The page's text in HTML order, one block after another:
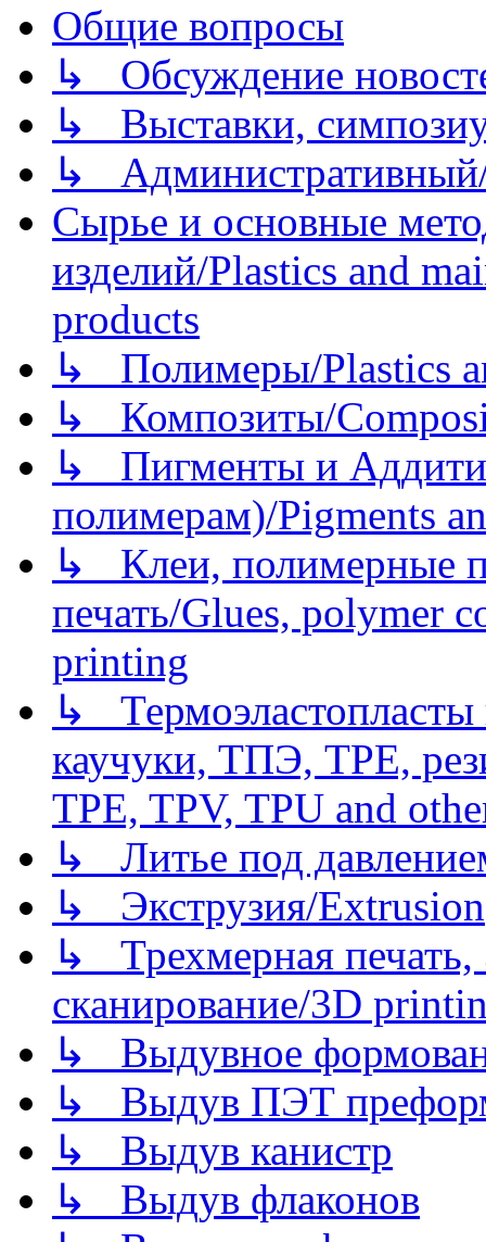
Общие вопросы
↳ Обсуждение
↳ Выставки,
↳
Сырье и основные
изделий/Plastics and
products
↳ Полимеры/Plastics
↳ Композиты/
↳ Пигменты и
полимерам)/Pigments
↳ Клеи, полимерные
печать/Glues, polymer
printing
↳
каучуки, ТПЭ, TPE,
TPE, TPV, TPU and
↳ Литье под
↳ Экструзия/Extrusion
↳ Трехмерная
сканирование/3D
↳ Выдувное
↳ Выдув ПЭТ
↳ Выдув канистр
↳ Выдув флаконов